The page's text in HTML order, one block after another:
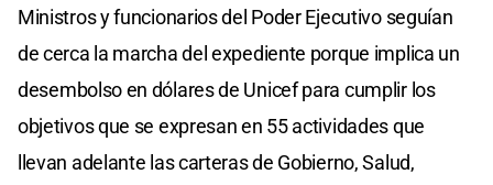
Ministros y funcionarios del Poder Ejecutivo seguían
de cerca la marcha del expediente porque implica un
desembolso en dólares de Unicef para cumplir los
objetivos que se expresan en 55 actividades que
llevan adelante las carteras de Gobierno, Salud,